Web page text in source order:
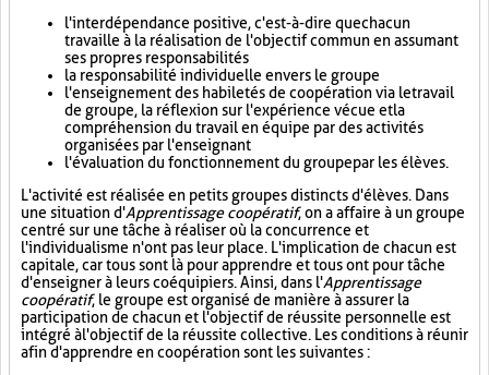
l'interdépendance positive, c'est-à-dire que chacun
travaille à la réalisation de l'objectif commun en assumant
ses propres responsabilités
la responsabilité individuelle envers le groupe
l'enseignement des habiletés de coopération via le travail
de groupe, la réflexion sur l'expérience vécue et la
compréhension du travail en équipe par des activités
organisées par l'enseignant
l'évaluation du fonctionnement du groupe par les élèves.
L'activité est réalisée en petits groupes distincts d'élèves. Dans
une situation d'Apprentissage coopératif, on a affaire à un groupe
centré sur une tâche à réaliser où la concurrence et
l'individualisme n'ont pas leur place. L'implication de chacun est
capitale, car tous sont là pour apprendre et tous ont pour tâche
d'enseigner à leurs coéquipiers. Ainsi, dans l'Apprentissage
coopératif, le groupe est organisé de manière à assurer la
participation de chacun et l'objectif de réussite personnelle est
intégré à l'objectif de la réussite collective. Les conditions à réunir
afin d'apprendre en coopération sont les suivantes :